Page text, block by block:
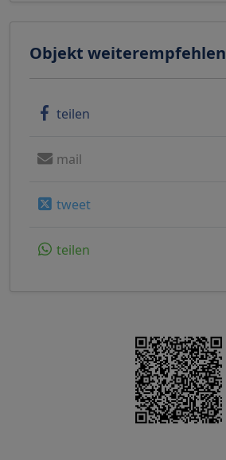
Objekt weiterempfehlen
teilen
mail
tweet
teilen